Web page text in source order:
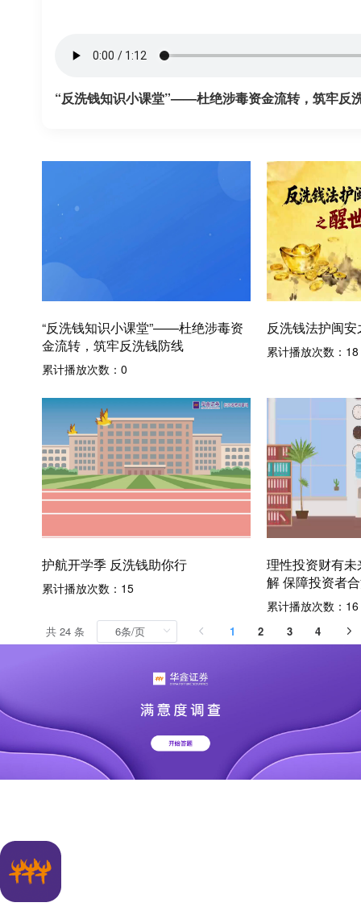
“反洗钱知识小课堂”——杜绝涉毒资金流转，筑牢反
“反洗钱知识小课堂”——杜绝涉毒资
金流转，筑牢反洗钱防线
累计播放次数： 0
反洗钱法护闽
累计播放次数： 18
护航开学季 反洗钱助你行
累计播放次数： 15
理性投资财有
解 保障投资者
累计播放次数： 16
共 24 条 1 2 3 4